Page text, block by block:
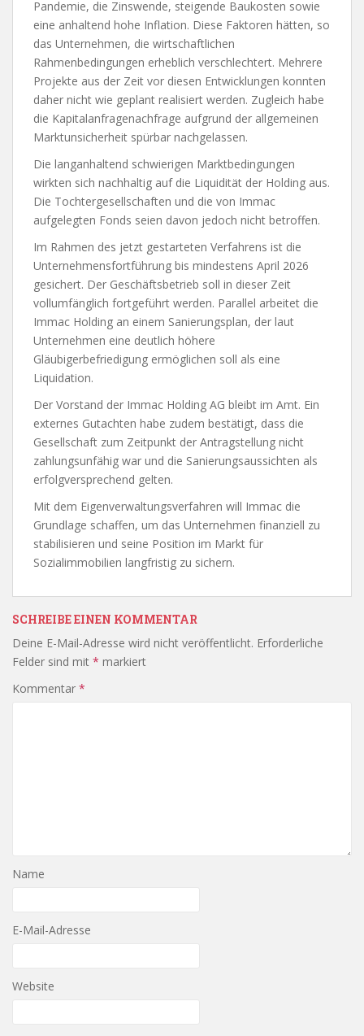
Pandemie, die Zinswende, steigende Baukosten sowie
eine anhaltend hohe Inflation. Diese Faktoren hätten, so
das Unternehmen, die wirtschaftlichen
Rahmenbedingungen erheblich verschlechtert. Mehrere
Projekte aus der Zeit vor diesen Entwicklungen konnten
daher nicht wie geplant realisiert werden. Zugleich habe
die Kapitalanfragenachfrage aufgrund der allgemeinen
Marktunsicherheit spürbar nachgelassen.
Die langanhaltend schwierigen Marktbedingungen
wirkten sich nachhaltig auf die Liquidität der Holding aus.
Die Tochtergesellschaften und die von Immac
aufgelegten Fonds seien davon jedoch nicht betroffen.
Im Rahmen des jetzt gestarteten Verfahrens ist die
Unternehmensfortführung bis mindestens April 2026
gesichert. Der Geschäftsbetrieb soll in dieser Zeit
vollumfänglich fortgeführt werden. Parallel arbeitet die
Immac Holding an einem Sanierungsplan, der laut
Unternehmen eine deutlich höhere
Gläubigerbefriedigung ermöglichen soll als eine
Liquidation.
Der Vorstand der Immac Holding AG bleibt im Amt. Ein
externes Gutachten habe zudem bestätigt, dass die
Gesellschaft zum Zeitpunkt der Antragstellung nicht
zahlungsunfähig war und die Sanierungsaussichten als
erfolgversprechend gelten.
Mit dem Eigenverwaltungsverfahren will Immac die
Grundlage schaffen, um das Unternehmen finanziell zu
stabilisieren und seine Position im Markt für
Sozialimmobilien langfristig zu sichern.
SCHREIBE EINEN KOMMENTAR
Deine E-Mail-Adresse wird nicht veröffentlicht. Erforderliche
Felder sind mit * markiert
Kommentar *
Name
E-Mail-Adresse
Website